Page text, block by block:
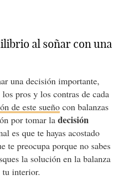
al soñar con una
una decisión importante,
los pros y los contras de cada
de este sueñocon balanzas
por tomar la decisión
es que te hayas acostado
te preocupa porque no sabes
la solución en la balanza
tu interior.